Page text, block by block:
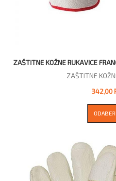
ZAŠTITNE KOŽNE RUKAVICE
ZAŠTITNE
342,00